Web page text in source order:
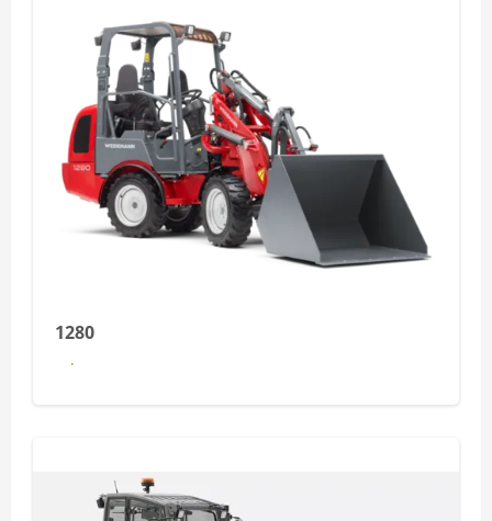
1280
Dowiedz się więcej